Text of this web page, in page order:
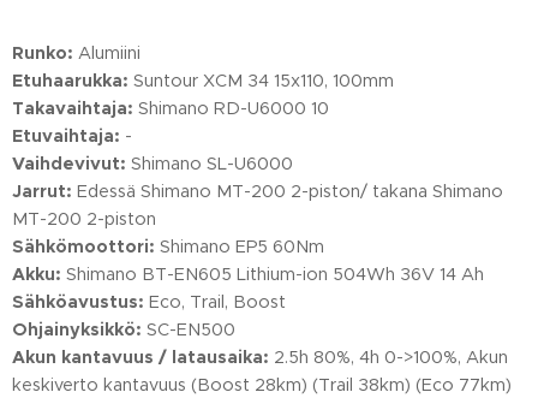
Runko: Alumiini
Etuhaarukka: Suntour XCM 34 15x110, 100mm
Takavaihtaja: Shimano RD-U6000 10
Etuvaihtaja: -
Vaihdevivut: Shimano SL-U6000
Jarrut: Edessä Shimano MT-200 2-piston/ takana Shimano
MT-200 2-piston
Sähkömoottori: Shimano EP5 60Nm
Akku: Shimano BT-EN605 Lithium-ion 504Wh 36V 14 Ah
Sähköavustus: Eco, Trail, Boost
Ohjainyksikkö: SC-EN500
Akun kantavuus / latausaika: 2.5h 80%, 4h 0->100%, Akun
keskiverto kantavuus (Boost 28km) (Trail 38km) (Eco 77km)